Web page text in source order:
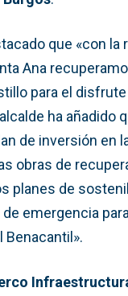
que «con la
Ana
para el
ha añadido
de inversión en
obras de
planes de
de emergencia
Benacantil».